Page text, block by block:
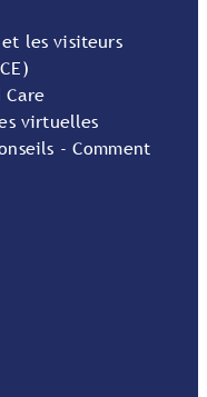
les visiteurs
virtuelles
- Comment